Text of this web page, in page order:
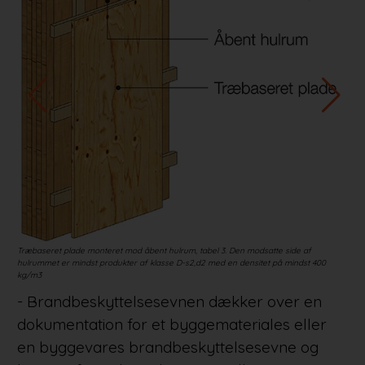
Træbaseret plade monteret mod åbent hulrum, tabel 3. Den modsatte side af
hulrummet er mindst produkter af klasse D-s2,d2 med en densitet på mindst 400
kg/m3
- Brandbeskyttelsesevnen dækker over en
dokumentation for et byggemateriales eller
en byggevares brandbeskyttelsesevne og